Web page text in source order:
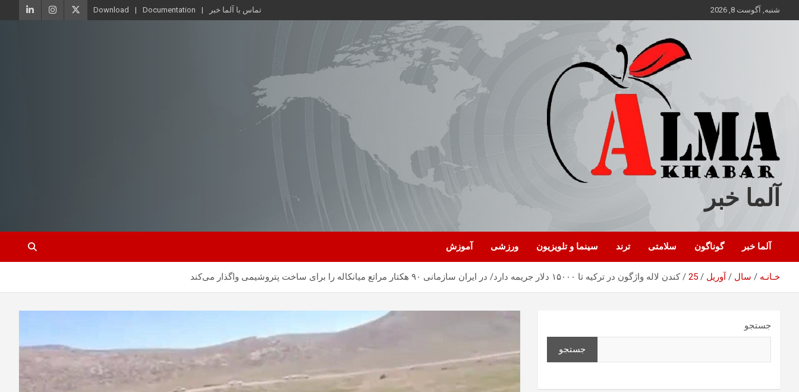
محتوا
شنبه, آگوست 8, 2026 تماس با آلما خبر Documentation
Download
آلما خبر
آلما خبر گوناگون سلامتی ترند سینما و تلویزیون ورزشی آموزش
خـانـه سال آوریل 25 کندن لاله واژگون در ترکیه تا ۱۵۰۰۰ دلار جریمه دارد/ در ایران سازمانی ۹۰ هکتار مراتع میانکاله را برای ساخت پتروشیمی واگذار می‌کند
جستجو
جستجو